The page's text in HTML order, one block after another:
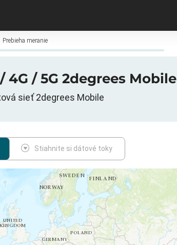
Prebieha meranie
4G / 5G 2degrees Mobile
sieť 2degrees Mobile
Stiahnite si dátové toky